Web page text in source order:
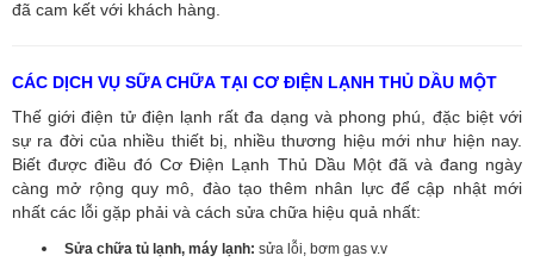
đã cam kết với khách hàng.
CÁC DỊCH VỤ SỮA CHỮA TẠI CƠ ĐIỆN LẠNH THỦ DẦU MỘT
Thế giới điện tử điện lạnh rất đa dạng và phong phú, đặc biệt với
sự ra đời của nhiều thiết bị, nhiều thương hiệu mới như hiện nay.
Biết được điều đó Cơ Điện Lạnh Thủ Dầu Một đã và đang ngày
càng mở rộng quy mô, đào tạo thêm nhân lực để cập nhật mới
nhất các lỗi gặp phải và cách sửa chữa hiệu quả nhất:
Sửa chữa tủ lạnh, máy lạnh: sửa lỗi, bơm gas v.v